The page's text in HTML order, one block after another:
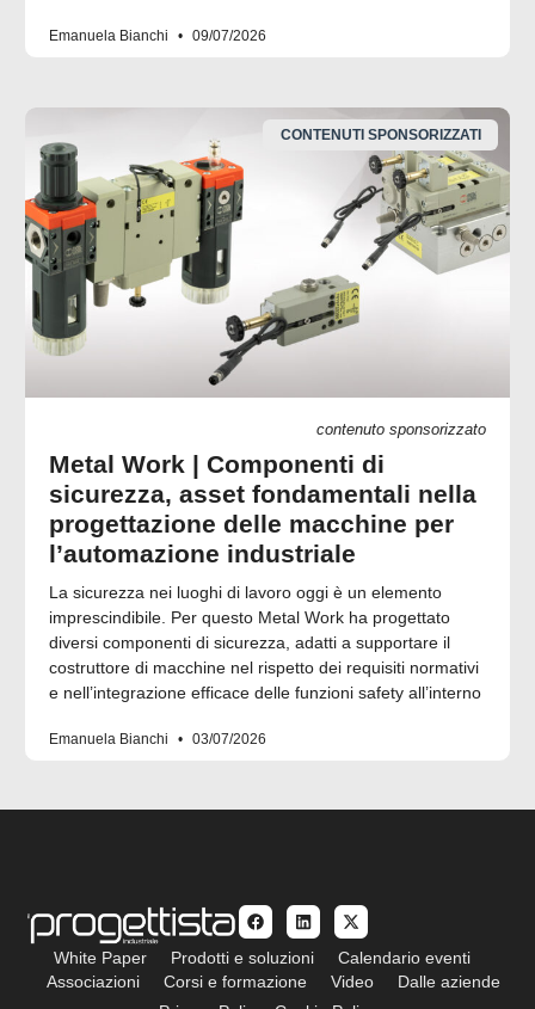
Emanuela Bianchi 09/07/2026
CONTENUTI SPONSORIZZATI
contenuto sponsorizzato
Metal Work | Componenti di
sicurezza, asset fondamentali nella
progettazione delle macchine per
l’automazione industriale
La sicurezza nei luoghi di lavoro oggi è un elemento
imprescindibile. Per questo Metal Work ha progettato
diversi componenti di sicurezza, adatti a supportare il
costruttore di macchine nel rispetto dei requisiti normativi
e nell’integrazione efficace delle funzioni safety all’interno
Emanuela Bianchi 03/07/2026
White Paper Prodotti e soluzioni
Calendario eventi
Associazioni
Corsi e formazione Video
Dalle aziende